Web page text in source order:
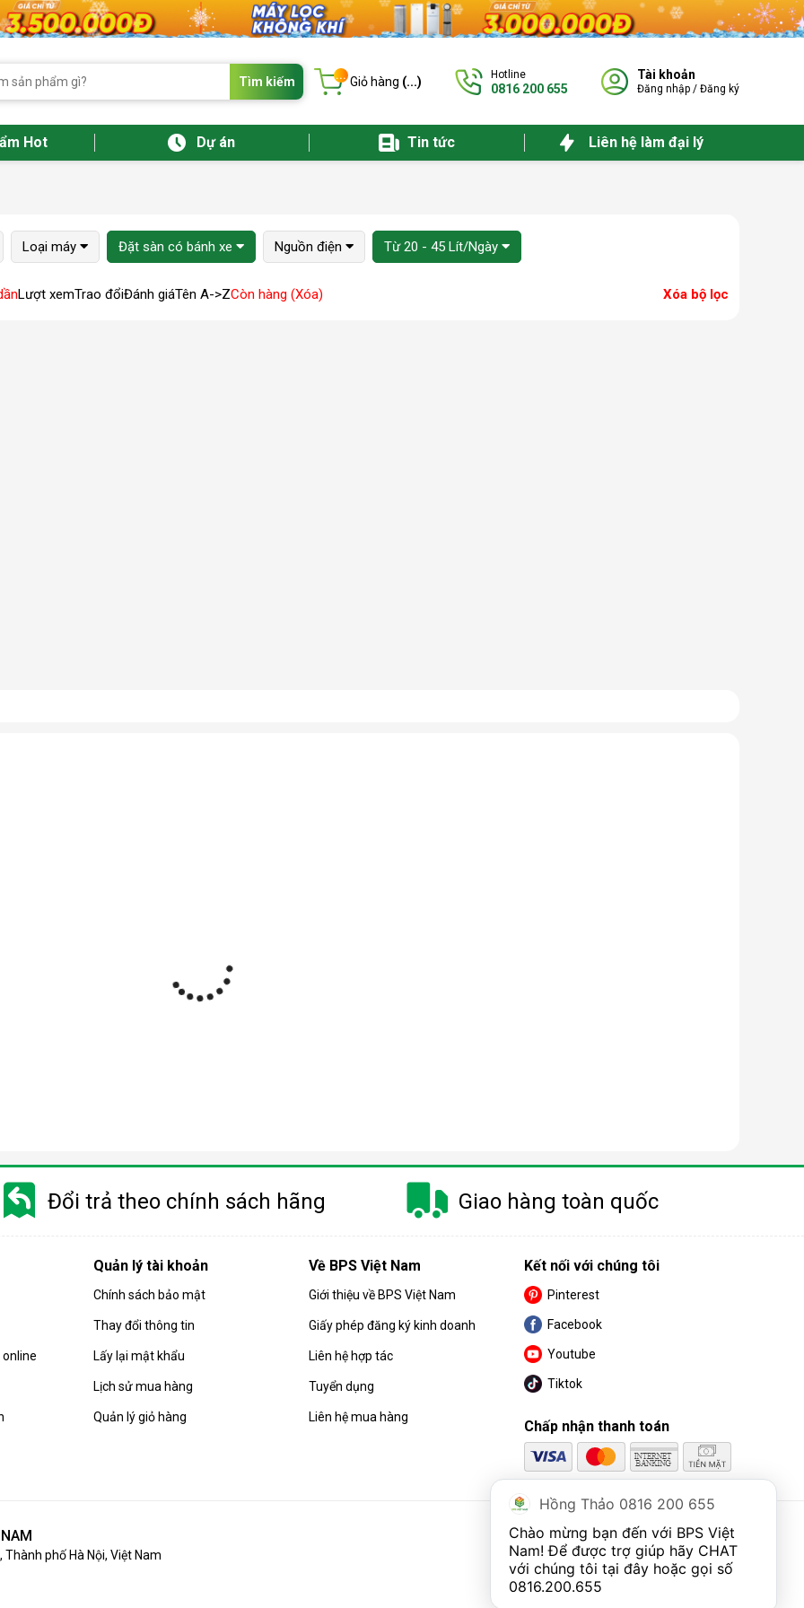
Tìm kiếm ... Giỏ hàng (...) Hotline
0816 200 655
Tài khoản
Đăng nhập / Đăng ký
Hot Dự án Tin tức Liên hệ làm đại lý
Loại máy Đặt sàn có bánh xe Nguồn điện Từ 20 - 45 Lít/Ngày
Lượt xemTrao đổiĐánh giáTên A->ZCòn hàng (Xóa) Xóa bộ lọc
Đổi trả theo chính sách hãng Giao hàng toàn quốc
Quản lý tài khoản
Chính sách bảo mật
Thay đổi thông tin
Lấy lại mật khẩu
Lịch sử mua hàng
Quản lý giỏ hàng
Về BPS Việt Nam
Giới thiệu về BPS Việt Nam
Giấy phép đăng ký kinh doanh
Liên hệ hợp tác
Tuyển dụng
Liên hệ mua hàng
Kết nối với chúng tôi
Pinterest
Facebook
Youtube
Tiktok
Chấp nhận thanh toán
phố Hà Nội, Việt Nam
Hồng Thảo 0816 200 655
Chào mừng bạn đến với BPS Việt
Nam! Để được trợ giúp hãy CHAT
0816.200.655